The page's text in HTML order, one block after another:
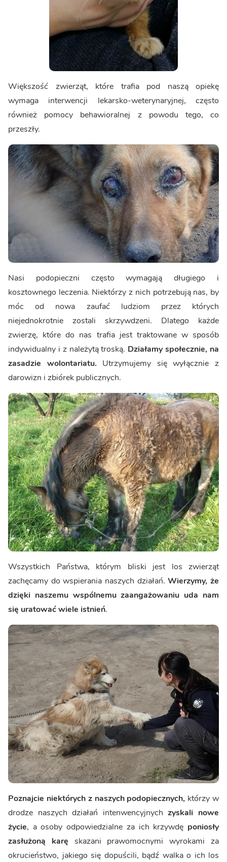
Większość zwierząt, które trafia pod naszą opiekę
wymaga interwencji lekarsko-weterynaryjnej, często
również pomocy behawioralnej z powodu tego, co
przeszły.
Nasi podopieczni często wymagają długiego i
kosztownego leczenia. Niektórzy z nich potrzebują nas, by
móc od nowa zaufać ludziom przez których
niejednokrotnie zostali skrzywdzeni. Dlatego każde
zwierzę, które do nas trafia jest traktowane w sposób
indywidualny i z należytą troską. Działamy społecznie, na
zasadzie wolontariatu. Utrzymujemy się wyłącznie z
darowizn i zbiórek publicznych.
Wszystkich Państwa, którym bliski jest los zwierząt
zachęcamy do wspierania naszych działań.Wierzymy, że
dzięki naszemu wspólnemu zaangażowaniu uda nam
się uratować wiele istnień.
Poznajcie niektórych z naszych podopiecznych, którzy w
drodze naszych działań intenwencyjnychzyskali nowe
życie, a osoby odpowiedzialne za ich krzywdę poniosły
zasłużoną karę skazani prawomocnymi wyrokami za
okrucieństwo, jakiego się dopuścili, bądź walka o ich los